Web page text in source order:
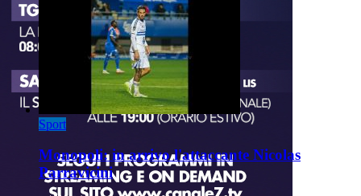
Sport
Monopoli: in arrivo l'attaccante Nicolas
Parravicini